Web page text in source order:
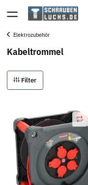
Elektrozubehör
Kabeltrommel
Filter